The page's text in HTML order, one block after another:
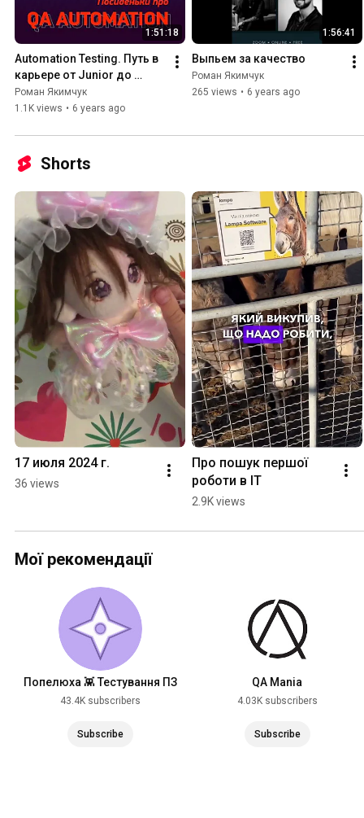
1:51:18
Automation Testing. Путь в
карьере от Junior до
Senior QA Automation
Роман Якимчук
1.1K views • 6 years ago
1:56:41
Выпьем за качество
Роман Якимчук
265 views • 6 years ago
Shorts
17 июля 2024 г.
36 views
Про пошук першої
роботи в ІТ
2.9K views
Мої рекомендації
Попелюха 👾 Тестування ПЗ
43.4K subscribers
Subscribe
QA Mania
4.03K subscribers
Subscribe